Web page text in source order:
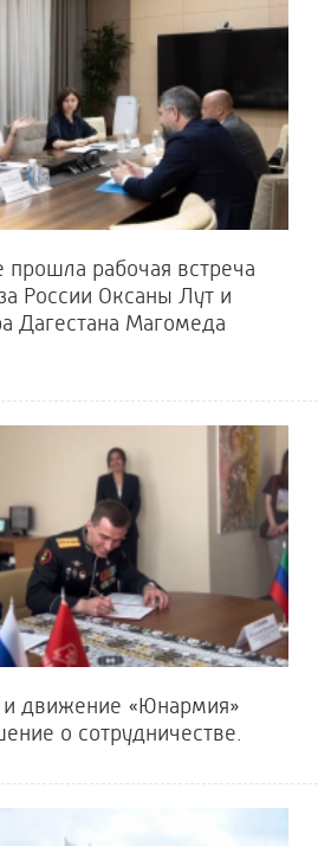
рабочая встреча
России Оксаны Лут и
Дагестана Магомеда
и движение «Юнармия»
о сотрудничестве.